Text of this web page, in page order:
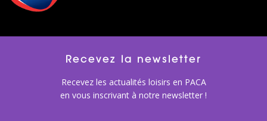
Recevez la newsletter
Recevez les actualités loisirs en PACA
en vous inscrivant à notre newsletter !